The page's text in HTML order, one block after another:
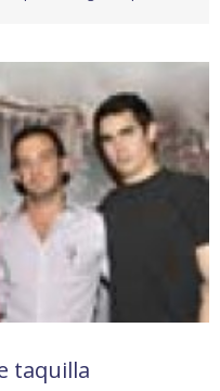
taquilla